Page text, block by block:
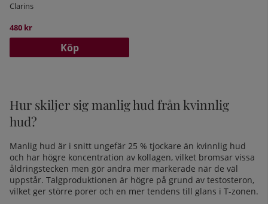
Clarins
480 kr
Köp
Hur skiljer sig manlig hud från kvinnlig
hud?
Manlig hud är i snitt ungefär 25 % tjockare än kvinnlig hud
och har högre koncentration av kollagen, vilket bromsar vissa
åldringstecken men gör andra mer markerade när de väl
uppstår. Talgproduktionen är högre på grund av testosteron,
vilket ger större porer och en mer tendens till glans i T-zonen.